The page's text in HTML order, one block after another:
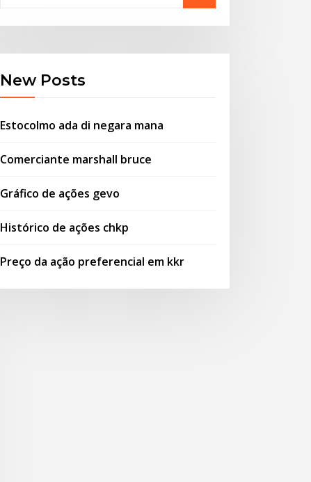
New Posts
Estocolmo ada di negara mana
Comerciante marshall bruce
Gráfico de ações gevo
Histórico de ações chkp
Preço da ação preferencial em kkr